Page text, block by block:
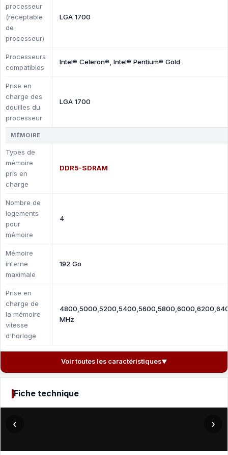
processeur
(réceptable
de
processeur)
LGA 1700
Processeurs
compatibles
Intel® Celeron®, Intel® Pentium® Gold
Prise en
charge des
douilles du
processeur
LGA 1700
MÉMOIRE
Types de
mémoire
pris en
charge
DDR5-SDRAM
Nombre de
logements
pour
mémoire
4
Mémoire
interne
maximale
192 Go
Prise en
charge de
la mémoire
vitesse
d'horloge
MHz
Voir toutes les caractéristiques▼
Fiche technique
‹ ›